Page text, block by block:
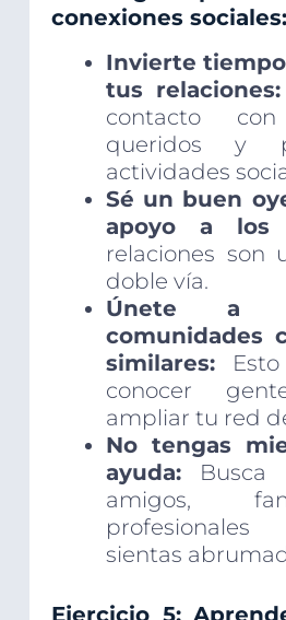
conexiones sociales:
Invierte
tus relaciones:
contacto
queridos y
actividades
Sé un buen
apoyo a los
relaciones son
doble vía.
Únete a
comunidades
similares:Esto
conocer
ampliar tu red
No tengas
ayuda:Busca
amigos,
sientas